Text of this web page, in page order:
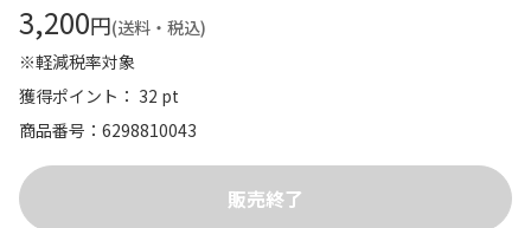
3,200円(送料・税込)
※軽減税率対象
獲得ポイント： 32 pt
商品番号
6298810043